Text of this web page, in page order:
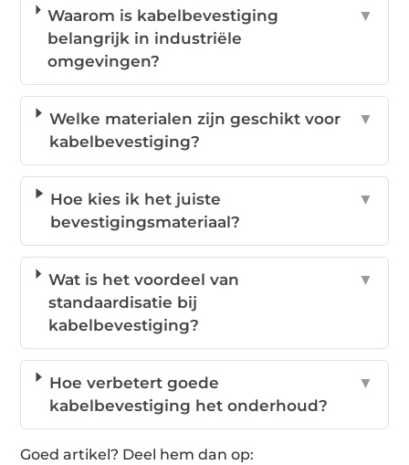
Waarom is kabelbevestiging
belangrijk in industriële
omgevingen?
▼
Welke materialen zijn geschikt voor
kabelbevestiging?
▼
Hoe kies ik het juiste
bevestigingsmateriaal?
▼
Wat is het voordeel van
standaardisatie bij
kabelbevestiging?
▼
Hoe verbetert goede
kabelbevestiging het onderhoud?
▼
Goed artikel? Deel hem dan op: